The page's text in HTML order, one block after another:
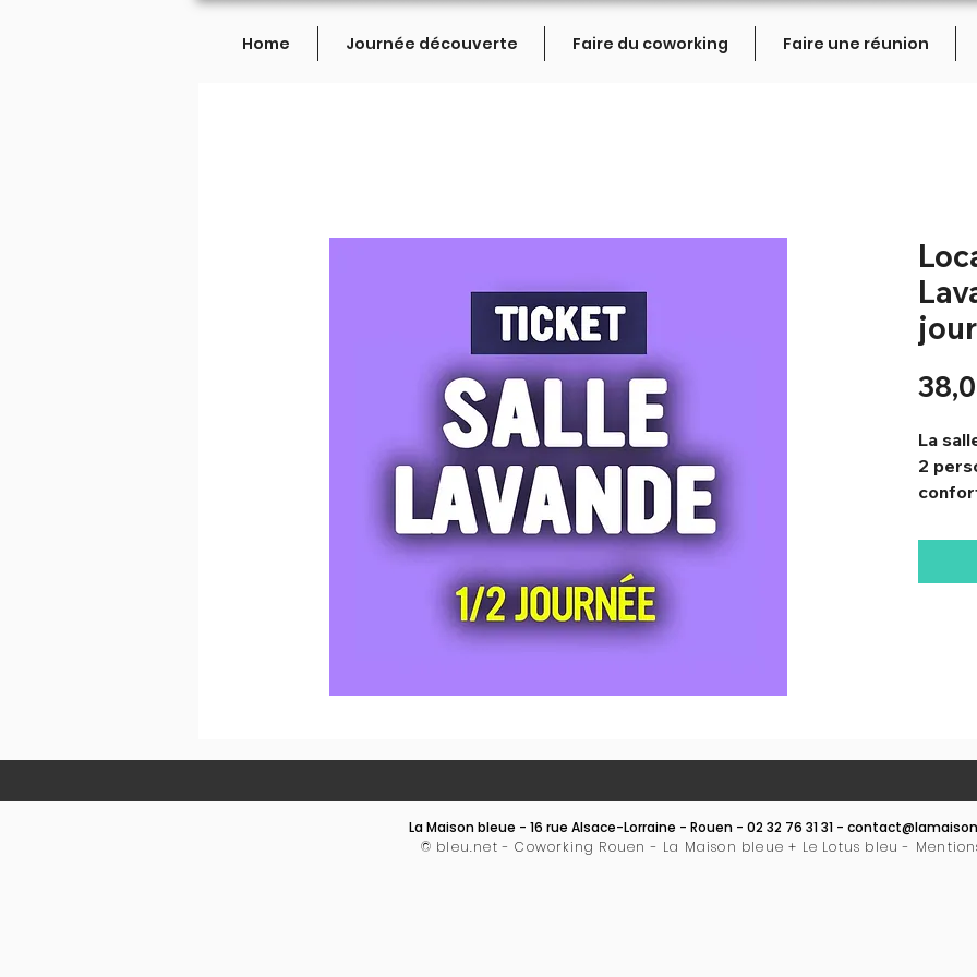
Home Journée découverte Faire du coworking Faire une réunion
La
2
delà
est
La Maison bleue - 16 rue Alsace-Lorraine - Rouen - 02 32 76 31 31 -
© bleu.net - Coworking Rouen - La Maison bleue + Le Lotus bleu -